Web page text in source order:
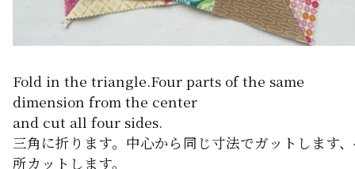
Fold in the triangle.Four parts of the same
dimension from the center
and cut all four sides.
三角に折ります。中心から同じ寸法でガットします
所カットします。